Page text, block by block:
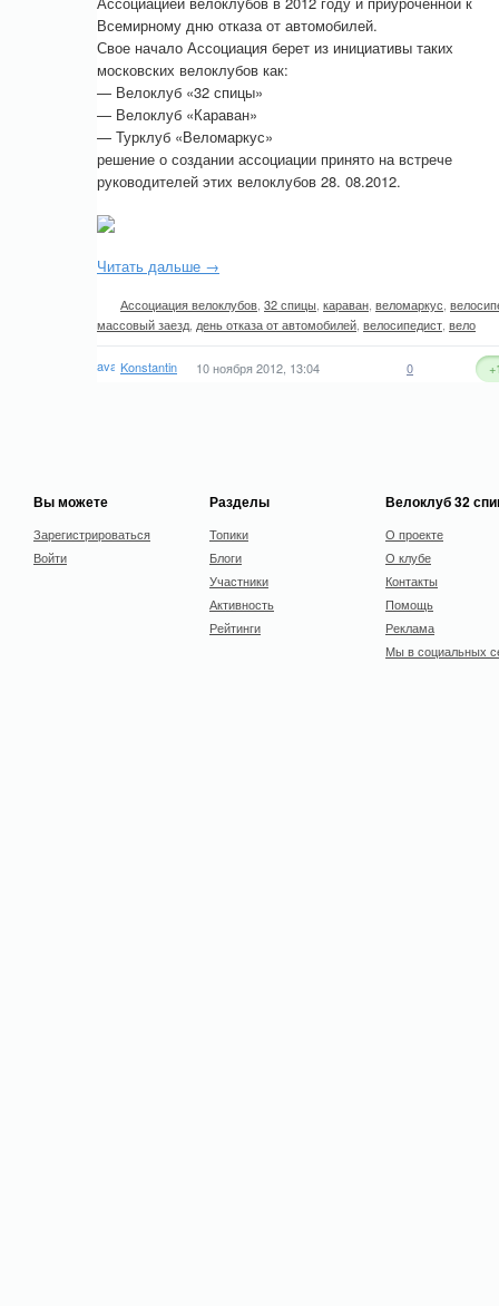
Всемирному дню отказа от автомобилей.
Свое начало Ассоциация берет из инициативы таких
московских велоклубов как:
— Велоклуб «32 спицы»
— Велоклуб «Караван»
— Турклуб «Веломаркус»
решение о создании ассоциации принято на встрече
руководителей этих велоклубов 28. 08.2012.
Читать дальше →
Ассоциация велоклубов 32 спицы караван веломаркус
массовый заезд день отказа от автомобилей велосипедист вело
Konstantin 10 ноября 2012, 13:04 0
Вы можете
Зарегистрироваться
Войти
Разделы
Топики
Блоги
Участники
Активность
Рейтинги
Велоклуб 32
О проекте
О клубе
Контакты
Помощь
Реклама
Мы в социальных